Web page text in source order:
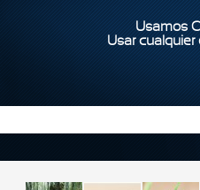
Usamos
Usar